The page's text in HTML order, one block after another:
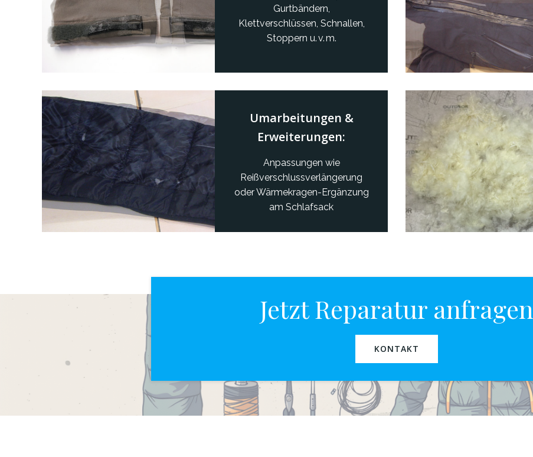
Gurtbändern,
Klettverschlüssen, Schnallen,
Stoppern u. v. m.
Umarbeitungen &
Erweiterungen:
Anpassungen wie
Reißverschlussverlängerung
oder Wärmekragen-Ergänzung
am Schlafsack
Jetzt Reparatur anfragen
KONTAKT